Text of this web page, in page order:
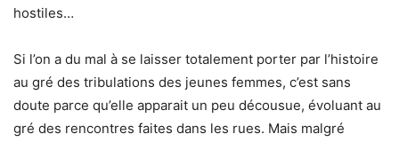
hostiles…
Si l’on a du mal à se laisser totalement porter par l’histoire
au gré des tribulations des jeunes femmes, c’est sans
doute parce qu’elle apparait un peu décousue, évoluant au
gré des rencontres faites dans les rues. Mais malgré